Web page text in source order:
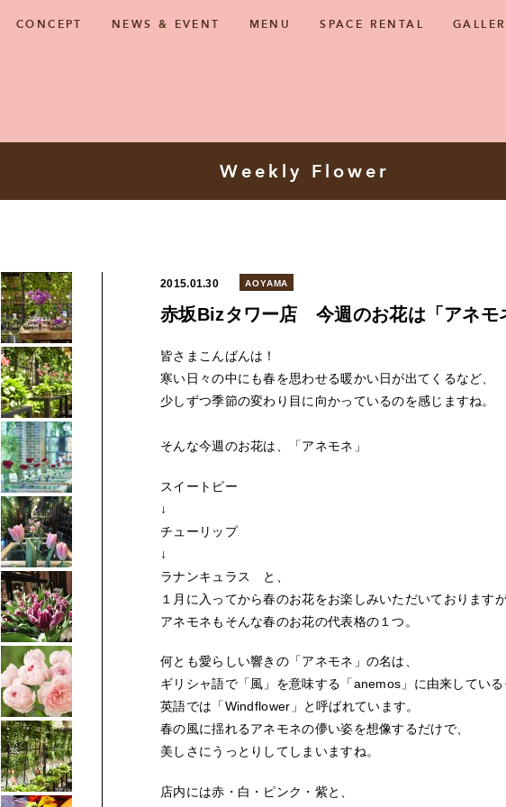
CONCEPT NEWS & EVENT MENU SPACE RENTAL
Weekly Flower
2015.01.30 AOYAMA
赤坂Bizタワー店 今週のお花は「アネモ
皆さまこんばんは！
寒い日々の中にも春を思わせる暖かい日が出てくるなど、
少しずつ季節の変わり目に向かっているのを感じますね。
そんな今週のお花は、「アネモネ」
スイートピー
↓
チューリップ
↓
ラナンキュラス と、
１月に入ってから春のお花をお楽しみいただいておりますが
アネモネもそんな春のお花の代表格の１つ。
何とも愛らしい響きの「アネモネ」の名は、
ギリシャ語で「風」を意味する「anemos」に由来している
英語では「Windflower」と呼ばれています。
春の風に揺れるアネモネの儚い姿を想像するだけで、
美しさにうっとりしてしまいますね。
店内には赤・白・ピンク・紫と、